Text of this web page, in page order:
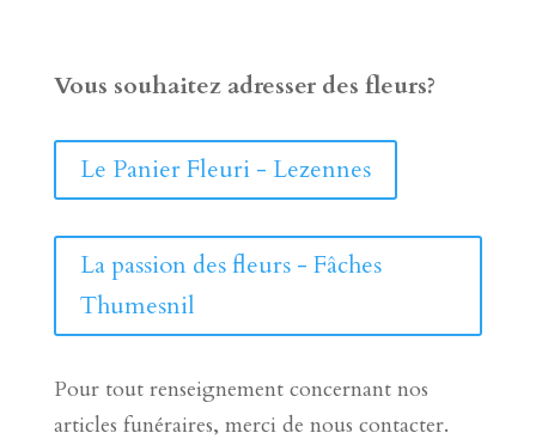
Vous souhaitez adresser des fleurs?
Le Panier Fleuri - Lezennes
La passion des fleurs - Fâches
Thumesnil
Pour tout renseignement concernant nos
articles funéraires, merci de nous contacter.